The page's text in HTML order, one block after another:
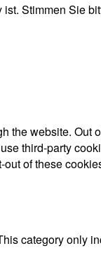
Stimmen Sie
website.
third-party
of these
category only